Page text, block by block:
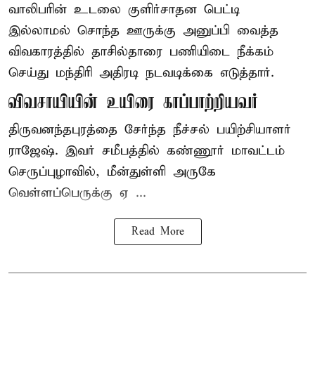
வாலிபரின் உடலை குளிர்சாதன பெட்டி
இல்லாமல் சொந்த ஊருக்கு அனுப்பி வைத்த
விவகாரத்தில் தாசில்தாரை பணியிடை நீக்கம்
செய்து மந்திரி அதிரடி நடவடிக்கை எடுத்தார்.
விவசாயியின் உயிரை காப்பாற்றியவர்
திருவனந்தபுரத்தை சேர்ந்த நீச்சல் பயிற்சியாளர்
ராஜேஷ். இவர் சமீபத்தில் கண்ணூர் மாவட்டம்
செருப்புழாவில், மீன்துள்ளி அருகே
வெள்ளப்பெருக்கு ஏ ...
Read More